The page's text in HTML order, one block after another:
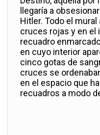
llegaría a
Hitler. Todo el
cruces rojas y en el
recuadro
en cuyo interior
cinco gotas de
cruces se
en el espacio que
recuadros a modo